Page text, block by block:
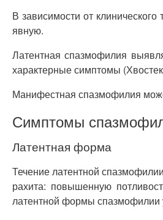
В зависимости от
явную.
Латентная спазмофилия
характерные симптомы
Манифестная спазмофилия
Симптомы
Латентная форма
Течение латентной
рахита: повышенную
латентной формы